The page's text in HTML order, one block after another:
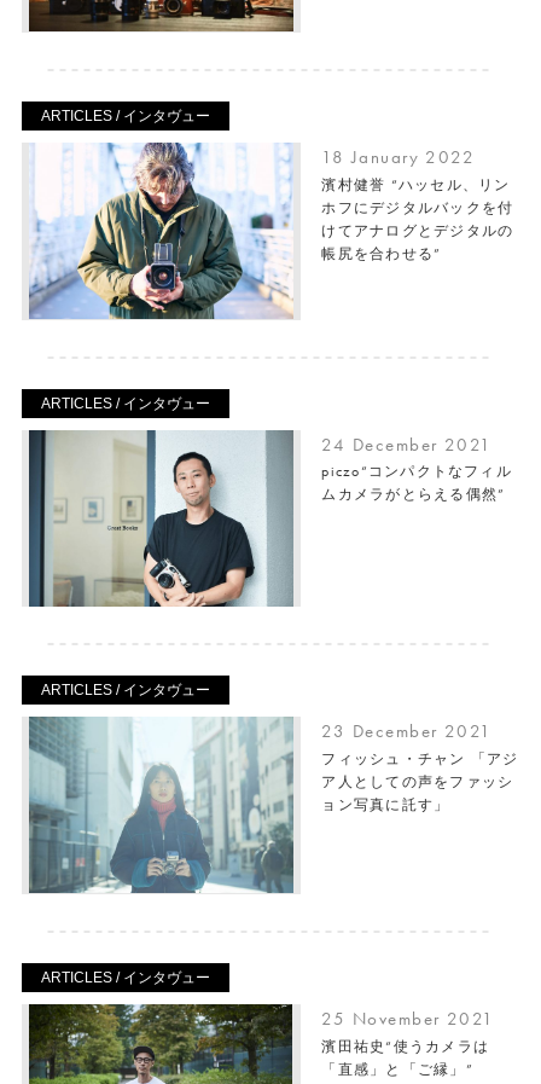
ARTICLES / インタヴュー
18 January 2022
濱村健誉 “ハッセル、リン
ホフにデジタルバックを付
けてアナログとデジタルの
帳尻を合わせる”
ARTICLES / インタヴュー
24 December 2021
piczo“コンパクトなフィル
ムカメラがとらえる偶然”
ARTICLES / インタヴュー
23 December 2021
フィッシュ・チャン 「アジ
ア人としての声をファッシ
ョン写真に託す」
ARTICLES / インタヴュー
25 November 2021
濱田祐史“使うカメラは
「直感」と「ご縁」”